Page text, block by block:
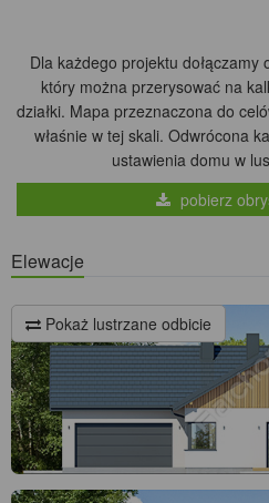
Dla każdego projektu
który można przerysować na
działki. Mapa przeznaczona do
właśnie w tej skali. Odwrócona
ustawienia domu w
pobierz
Elewacje
Pokaż lustrzane odbicie